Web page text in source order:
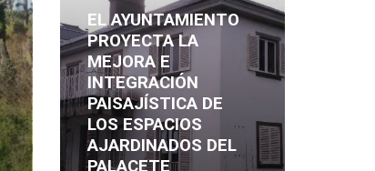
EL AYUNTAMIENTO
PROYECTA LA
MEJORA E
INTEGRACIÓN
PAISAJÍSTICA DE
LOS ESPACIOS
AJARDINADOS DEL
PALACETE